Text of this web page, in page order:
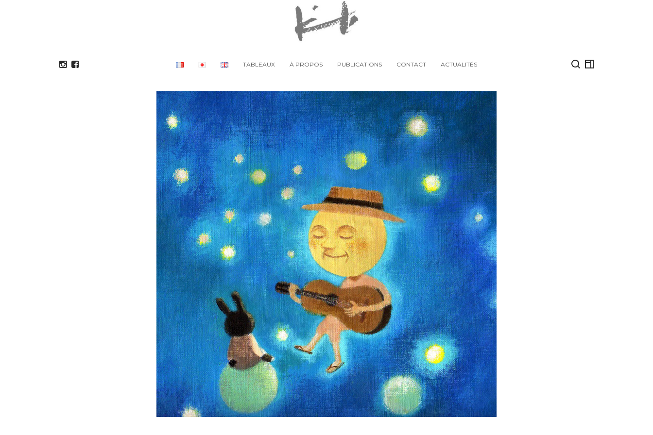
TABLEAUX À PROPOS PUBLICATIONS CONTACT ACTUALITÉS